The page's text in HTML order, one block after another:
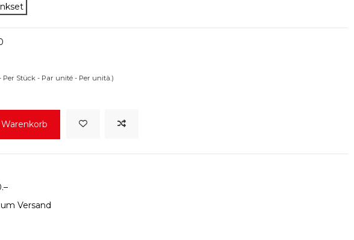
Per Stück - Par unité - Per unità.)
Versand